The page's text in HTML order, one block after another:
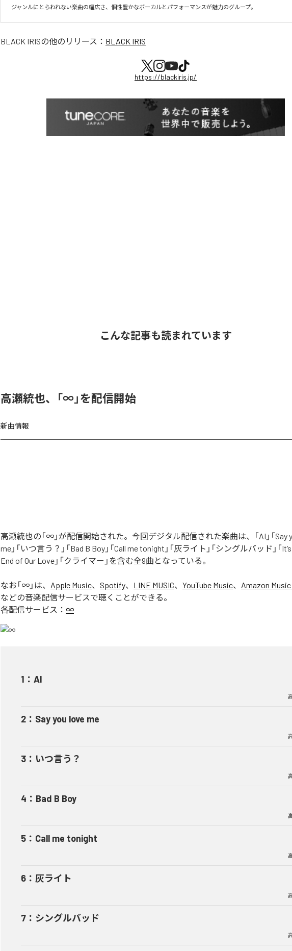
ジャンルにとらわれない楽曲の幅広さ、個性豊かなボーカルとパフォーマンスが魅力のグループ。
BLACK IRISの他のリリース： BLACK IRIS
https://blackiris.jp/
こんな記事も読まれています
高瀬統也、「∞」を配信開始
新曲情報
高瀬統也の「∞」が配信開始された。今回デジタル配信された楽曲は、「AI」「Say
me」「いつ言う？」「Bad B Boy」「Call me tonight」「灰ライト」「シングルバッド」「
End of Our Love」「クライマー」を含む全9曲となっている。
なお「∞ 」は、 Apple Music、 Spotify、 LINE MUSIC、 YouTube Music、 Amazon
などの音楽配信サービスで聴くことができる。
各配信サービス： ∞
1 ： AI
2 ： Say you love me
3 ： いつ言う？
4 ： Bad B Boy
5 ： Call me tonight
6 ： 灰ライト
7 ： シングルバッド